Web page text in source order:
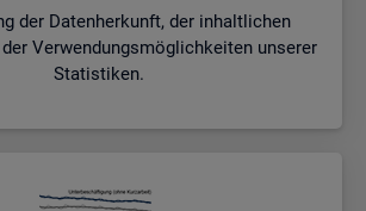
der Datenherkunft, der inhaltlichen
Verwendungsmöglichkeiten unserer
Statistiken.